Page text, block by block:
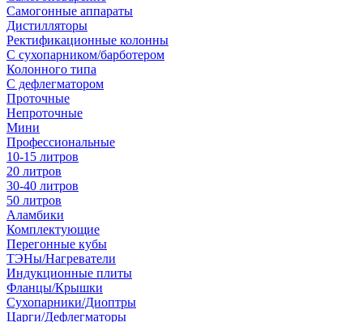
Самогонные аппараты
Дистилляторы
Ректификационные колонны
С сухопарником/барботером
Колонного типа
С дефлегматором
Проточные
Непроточные
Мини
Профессиональные
10-15 литров
20 литров
30-40 литров
50 литров
Аламбики
Комплектующие
Перегонные кубы
ТЭНы/Нагреватели
Индукционные плиты
Фланцы/Крышки
Сухопарники/Диоптры
Царги/Дефлегматоры